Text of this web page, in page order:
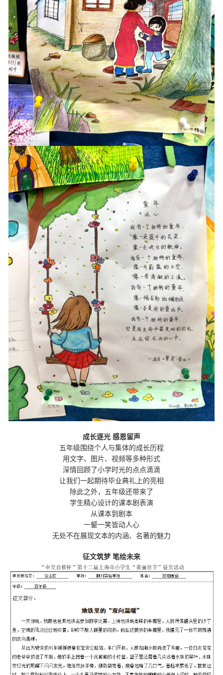
成长逐光 感恩留声
五年级围绕个人与集体的成长历程
用文字、图片、视频等多种形式
深情回顾了小学时光的点点滴滴
让我们一起期待毕业典礼上的亮相
除此之外，五年级还带来了
学生精心设计的课本剧表演
从课本到剧本
一颦一笑皆动人心
无处不在展现文本的内涵、名著的魅力
征文筑梦 笔绘未来